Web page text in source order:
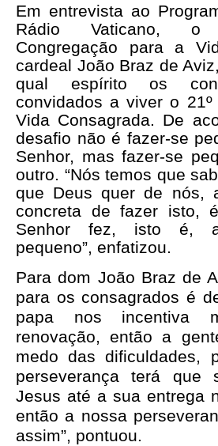
Em entrevista ao
Rádio Vaticano,
Congregação para a
cardeal João Braz de
qual espírito os
convidados a viver o
Vida Consagrada. De
desafio não é fazer-se
Senhor, mas fazer-se
outro. “Nós temos que
que Deus quer de nós,
concreta de fazer isto,
Senhor fez, isto é,
pequeno”, enfatizou.
Para dom João Braz de
para os consagrados é
papa nos incentiva
renovação, então a
medo das dificuldades,
perseverança terá
Jesus até a sua entrega
então a nossa
assim”, pontuou.